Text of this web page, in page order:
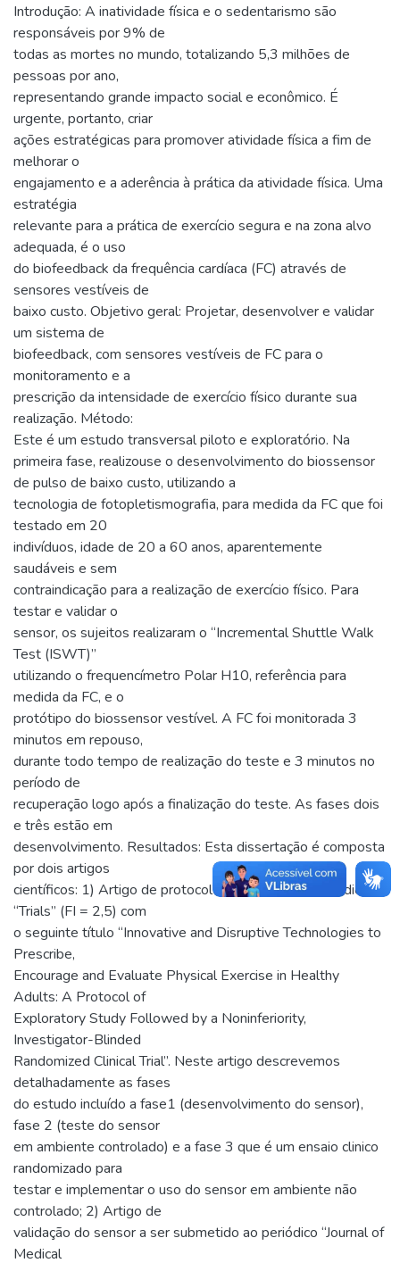
Introdução: A inatividade física e o sedentarismo são
responsáveis por 9% de
todas as mortes no mundo, totalizando 5,3 milhões de
pessoas por ano,
representando grande impacto social e econômico. É
urgente, portanto, criar
ações estratégicas para promover atividade física a fim de
melhorar o
engajamento e a aderência à prática da atividade física. Uma
estratégia
relevante para a prática de exercício segura e na zona alvo
adequada, é o uso
do biofeedback da frequência cardíaca (FC) através de
sensores vestíveis de
baixo custo. Objetivo geral: Projetar, desenvolver e validar
um sistema de
biofeedback, com sensores vestíveis de FC para o
monitoramento e a
prescrição da intensidade de exercício físico durante sua
realização. Método:
Este é um estudo transversal piloto e exploratório. Na
primeira fase, realizouse o desenvolvimento do biossensor
de pulso de baixo custo, utilizando a
tecnologia de fotopletismografia, para medida da FC que foi
testado em 20
indivíduos, idade de 20 a 60 anos, aparentemente
saudáveis e sem
contraindicação para a realização de exercício físico. Para
testar e validar o
sensor, os sujeitos realizaram o “Incremental Shuttle Walk
Test (ISWT)”
utilizando o frequencímetro Polar H10, referência para
medida da FC, e o
protótipo do biossensor vestível. A FC foi monitorada 3
minutos em repouso,
durante todo tempo de realização do teste e 3 minutos no
período de
recuperação logo após a finalização do teste. As fases dois
e três estão em
desenvolvimento. Resultados: Esta dissertação é composta
por dois artigos
científicos: 1) Artigo de protocolo submetido ao periódico
“Trials” (FI = 2,5) com
o seguinte título “Innovative and Disruptive Technologies to
Prescribe,
Encourage and Evaluate Physical Exercise in Healthy
Adults: A Protocol of
Exploratory Study Followed by a Noninferiority,
Investigator-Blinded
Randomized Clinical Trial”. Neste artigo descrevemos
detalhadamente as fases
do estudo incluído a fase1 (desenvolvimento do sensor),
fase 2 (teste do sensor
em ambiente controlado) e a fase 3 que é um ensaio clinico
randomizado para
testar e implementar o uso do sensor em ambiente não
controlado; 2) Artigo de
validação do sensor a ser submetido ao periódico “Journal of
Medical